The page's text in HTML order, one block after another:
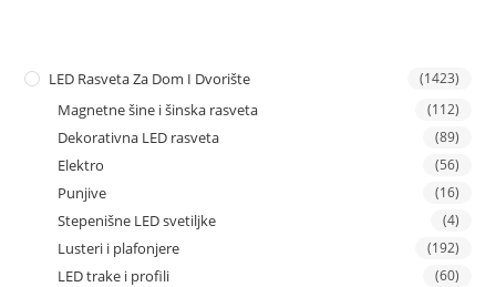
LED Rasveta Za Dom I Dvorište (1423)
Magnetne šine i šinska rasveta (112)
Dekorativna LED rasveta (89)
Elektro (56)
Punjive (16)
Stepenišne LED svetiljke (4)
Lusteri i plafonjere (192)
LED trake i profili (60)